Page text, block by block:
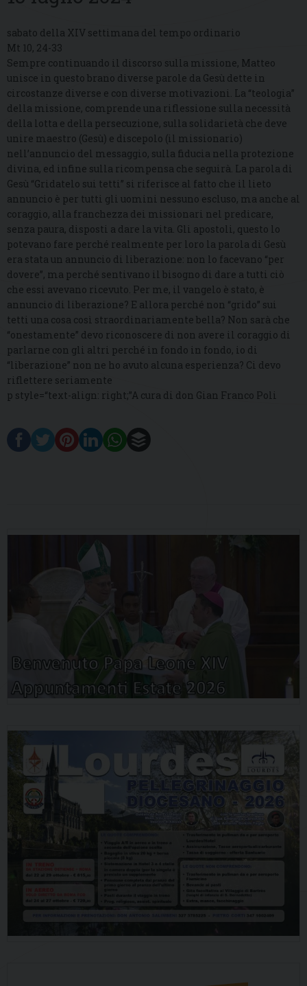
sabato della XIV settimana del tempo ordinario
Mt 10, 24-33
Sempre continuando il discorso sulla missione, Matteo
unisce in questo brano diverse parole da Gesù dette in
circostanze diverse e con diverse motivazioni. La “teologia”
della missione, comprende una riflessione sulla necessità
della lotta e della persecuzione, sulla solidarietà che deve
unire maestro (Gesù) e discepolo (il missionario)
nell’annuncio del messaggio, sulla fiducia nella protezione
divina, ed infine sulla ricompensa che seguirà. La parola di
Gesù “Gridatelo sui tetti” si riferisce al fatto che il lieto
annuncio è per tutti gli uomini nessuno escluso, ma anche al
coraggio, alla franchezza dei missionari nel predicare,
senza paura, disposti a dare la vita. Gli apostoli, questo lo
potevano fare perché realmente per loro la parola di Gesù
era stata un annuncio di liberazione: non lo facevano “per
dovere”, ma perché sentivano il bisogno di dare a tutti ciò
che essi avevano ricevuto. Per me, il vangelo è stato, è
annuncio di liberazione? E allora perché non “grido” sui
tetti una cosa così straordinariamente bella? Non sarà che
“onestamente” devo riconoscere di non avere il coraggio di
parlarne con gli altri perché in fondo in fondo, io di
“liberazione” non ne ho avuto alcuna esperienza? Ci devo
riflettere seriamente
p style=“text-align: right;”A cura di don Gian Franco Poli